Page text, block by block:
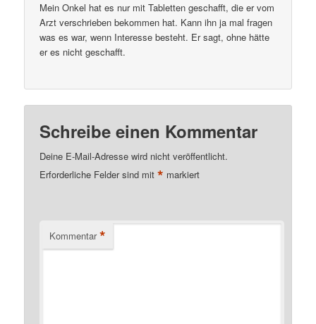
Mein Onkel hat es nur mit Tabletten geschafft, die er vom
Arzt verschrieben bekommen hat. Kann ihn ja mal fragen
was es war, wenn Interesse besteht. Er sagt, ohne hätte
er es nicht geschafft.
Schreibe einen Kommentar
Deine E-Mail-Adresse wird nicht veröffentlicht.
Erforderliche Felder sind mit* markiert
Kommentar *